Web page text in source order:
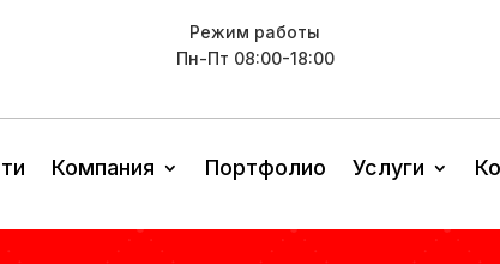
Режим работы
Пн-Пт 08:00-18:00
Компания Портфолио Услуги